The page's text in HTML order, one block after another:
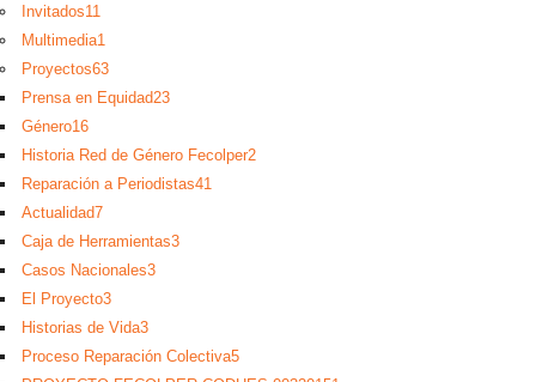
Invitados11
Multimedia1
Proyectos63
Prensa en Equidad23
Género16
Historia Red de Género Fecolper2
Reparación a Periodistas41
Actualidad7
Caja de Herramientas3
Casos Nacionales3
El Proyecto3
Historias de Vida3
Proceso Reparación Colectiva5